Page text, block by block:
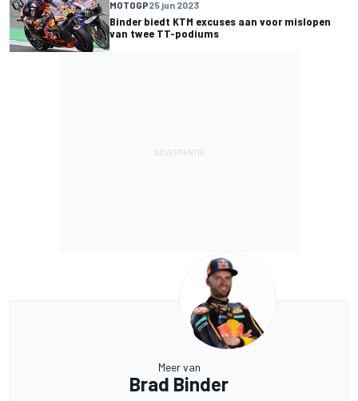
MOTOGP25 jun 2023
Binder biedt KTM excuses aan voor mislopen
van twee TT-podiums
Meer van
Brad Binder